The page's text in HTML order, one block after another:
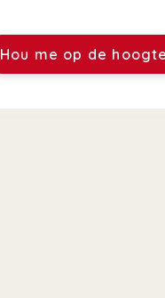
Hou me op de hoogte